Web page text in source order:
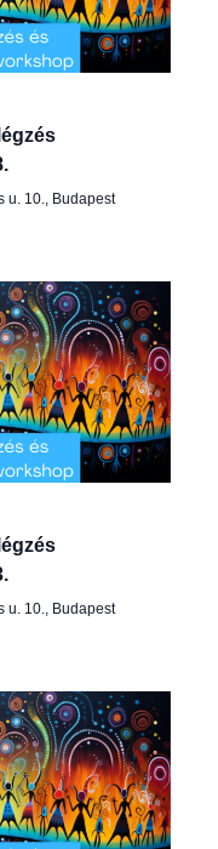
u. 10., Budapest
u. 10., Budapest